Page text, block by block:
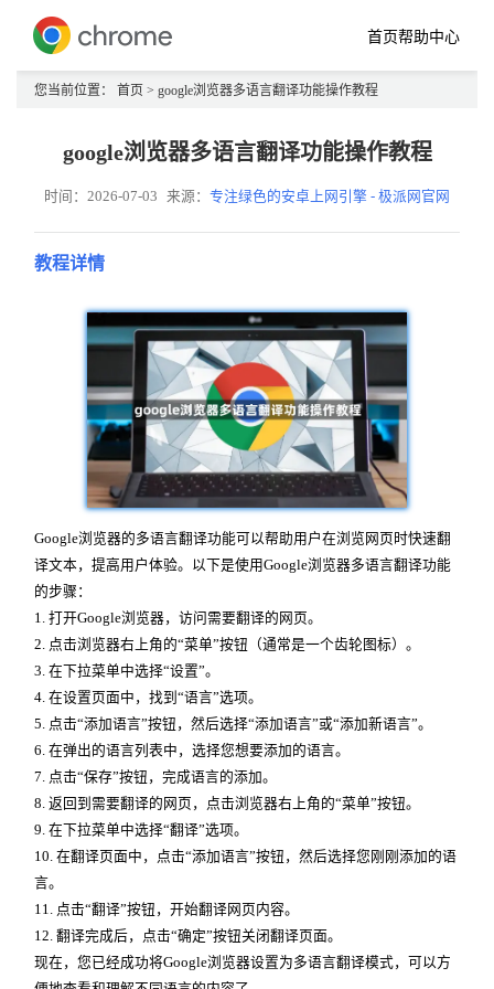
首页帮助中心
您当前位置： 首页 > google浏览器多语言翻译功能操作教程
google浏览器多语言翻译功能操作教程
时间：2026-07-03 来源：专注绿色的安卓上网引擎 - 极派网官网
教程详情
Google浏览器的多语言翻译功能可以帮助用户在浏览网页时快速翻
译文本，提高用户体验。以下是使用Google浏览器多语言翻译功能
的步骤：
1. 打开Google浏览器，访问需要翻译的网页。
2. 点击浏览器右上角的“菜单”按钮（通常是一个齿轮图标）。
3. 在下拉菜单中选择“设置”。
4. 在设置页面中，找到“语言”选项。
5. 点击“添加语言”按钮，然后选择“添加语言”或“添加新语言”。
6. 在弹出的语言列表中，选择您想要添加的语言。
7. 点击“保存”按钮，完成语言的添加。
8. 返回到需要翻译的网页，点击浏览器右上角的“菜单”按钮。
9. 在下拉菜单中选择“翻译”选项。
10. 在翻译页面中，点击“添加语言”按钮，然后选择您刚刚添加的语
言。
11. 点击“翻译”按钮，开始翻译网页内容。
12. 翻译完成后，点击“确定”按钮关闭翻译页面。
现在，您已经成功将Google浏览器设置为多语言翻译模式，可以方